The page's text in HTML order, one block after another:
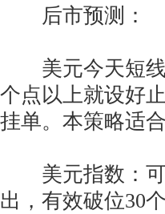
后市预测：
美元今天短线
个点以上就设好
挂单。本策略适
美元指数：可
出，有效破位30